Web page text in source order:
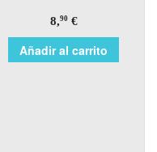
8,90€
Añadir al carrito